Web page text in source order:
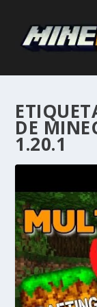
DE
1.20.1